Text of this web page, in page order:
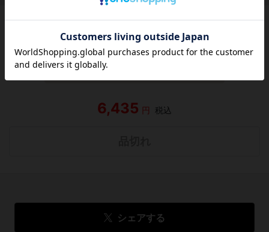
この作品にはまだレビューがありません。 今後読まれる
方のために感想を共有してもらえませんか？
レビューを書く
6,435 円 税込
シェアする